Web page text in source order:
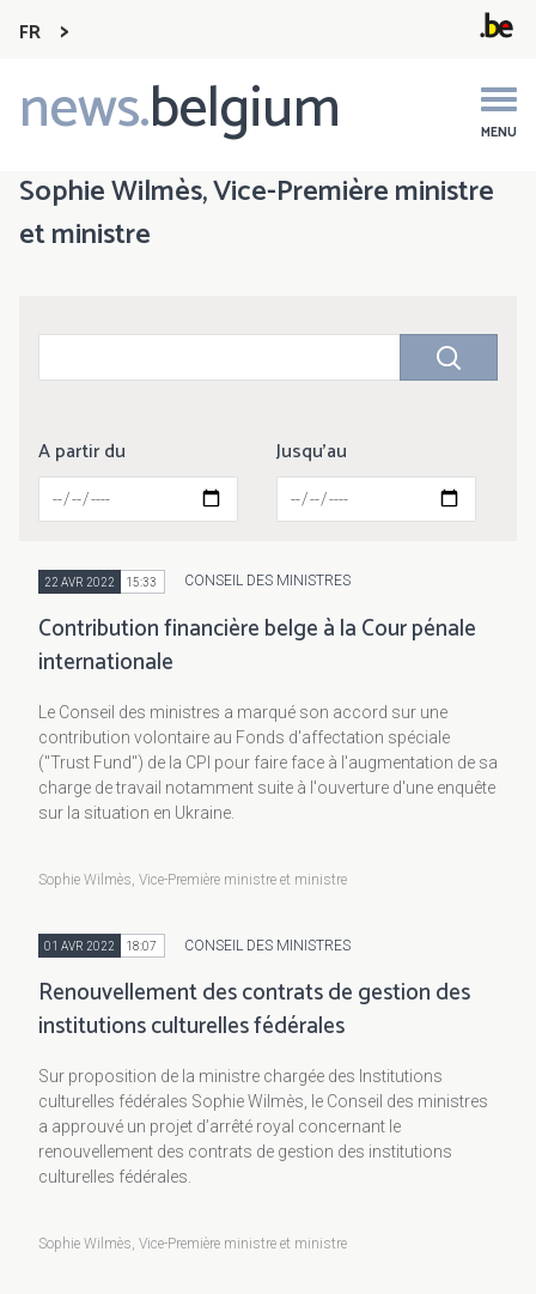
FR
news.belgium MENU
Main
navigation
Sophie Wilmès, Vice-Première ministre
et ministre
A partir du Jusqu'au
22 AVR 2022 15:33 CONSEIL DES MINISTRES
Contribution financière belge à la Cour pénale
internationale
Le Conseil des ministres a marqué son accord sur une
contribution volontaire au Fonds d'affectation spéciale
("Trust Fund") de la CPI pour faire face à l'augmentation de sa
charge de travail notamment suite à l'ouverture d'une enquête
sur la situation en Ukraine.
Sophie Wilmès, Vice-Première ministre et ministre
01 AVR 2022 18:07 CONSEIL DES MINISTRES
Renouvellement des contrats de gestion des
institutions culturelles fédérales
Sur proposition de la ministre chargée des Institutions
culturelles fédérales Sophie Wilmès, le Conseil des ministres
a approuvé un projet d’arrêté royal concernant le
renouvellement des contrats de gestion des institutions
culturelles fédérales.
Sophie Wilmès, Vice-Première ministre et ministre